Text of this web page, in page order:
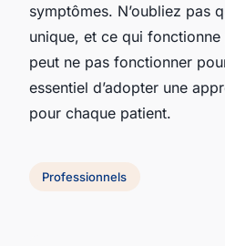
symptômes. N’oubliez pas
unique, et ce qui
peut ne pas fonctionner
essentiel d’adopter une
pour chaque patient.
Professionnels